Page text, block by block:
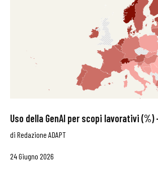
Uso della GenAI per scopi lavorativi (%)
di Redazione ADAPT
24 Giugno 2026